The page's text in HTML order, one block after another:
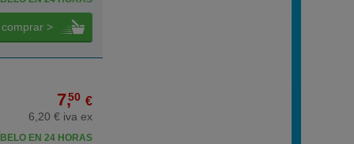
comprar >
7,50 €
6,20 € iva ex
EN 24 HORAS